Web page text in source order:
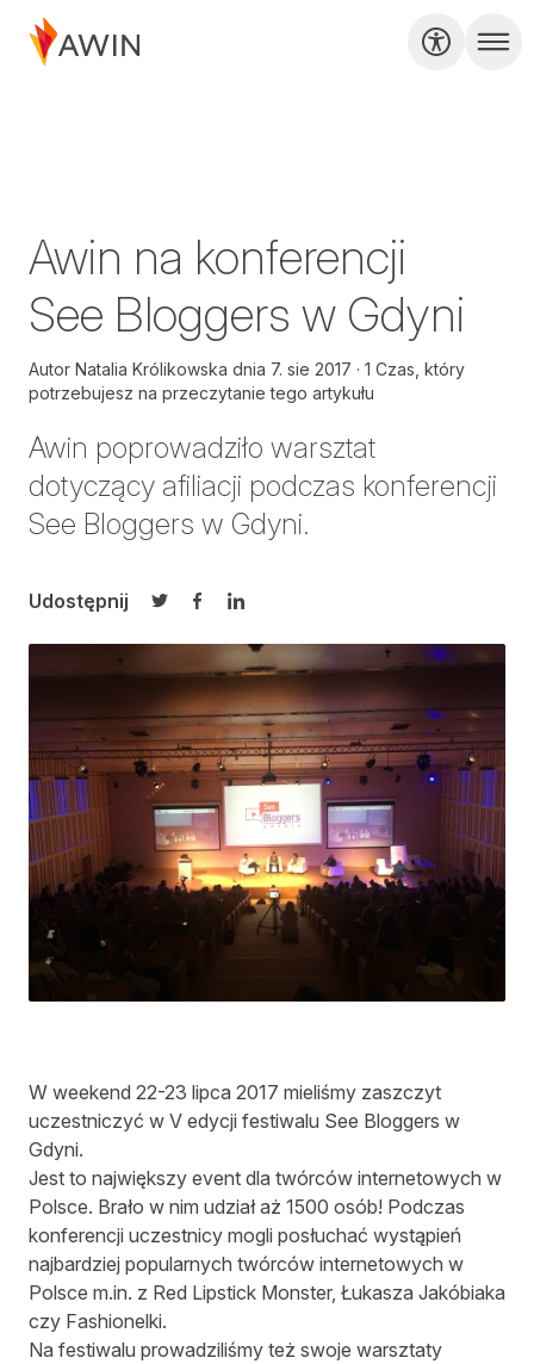
Awin na konferencji
See Bloggers w Gdyni
Autor Natalia Królikowska dnia 7. sie 2017
1 Czas, który
potrzebujesz na przeczytanie tego artykułu
Awin poprowadziło warsztat
dotyczący afiliacji podczas konferencji
See Bloggers w Gdyni.
Udostępnij
Udostępnij na Twitterze
Udostępnij na Facebooku
Udostępnij na LinkedIn
W weekend 22-23 lipca 2017 mieliśmy zaszczyt
uczestniczyć w V edycji festiwalu See Bloggers w
Gdyni.
Jest to największy event dla twórców internetowych w
Polsce. Brało w nim udział aż 1500 osób! Podczas
konferencji uczestnicy mogli posłuchać wystąpień
najbardziej popularnych twórców internetowych w
Polsce m.in. z Red Lipstick Monster, Łukasza Jakóbiaka
czy Fashionelki.
Na festiwalu prowadziliśmy też swoje warsztaty